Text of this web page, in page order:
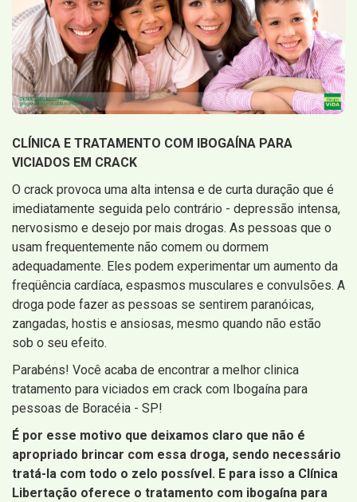
CLÍNICA E TRATAMENTO COM IBOGAÍNA PARA
VICIADOS EM CRACK
O crack provoca uma alta intensa e de curta duração que é
imediatamente seguida pelo contrário - depressão intensa,
nervosismo e desejo por mais drogas. As pessoas que o
usam frequentemente não comem ou dormem
adequadamente. Eles podem experimentar um aumento da
freqüência cardíaca, espasmos musculares e convulsões. A
droga pode fazer as pessoas se sentirem paranóicas,
zangadas, hostis e ansiosas, mesmo quando não estão
sob o seu efeito.
Parabéns! Você acaba de encontrar a melhor clinica
tratamento para viciados em crack com Ibogaína para
pessoas de Boracéia - SP!
É por esse motivo que deixamos claro que não é
apropriado brincar com essa droga, sendo necessário
tratá-la com todo o zelo possível. E para isso a Clínica
Libertação oferece o tratamento com ibogaína para